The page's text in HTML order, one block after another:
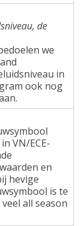
de
we
in
ook nog
VN/ECE-
en
hevige
is te
all season